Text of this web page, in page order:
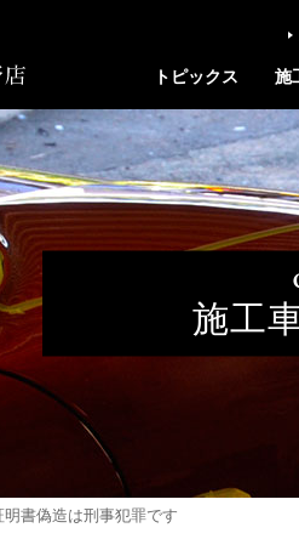
トピックス 施
施工
明書偽造は刑事犯罪です